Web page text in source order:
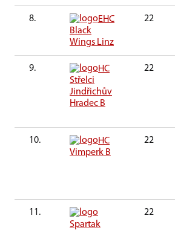
8.
EHC
Black
Wings Linz
22
9.
HC
Střelci
Jindřichův
Hradec B
22
10.
HC
Vimperk B
22
11.
Spartak
22